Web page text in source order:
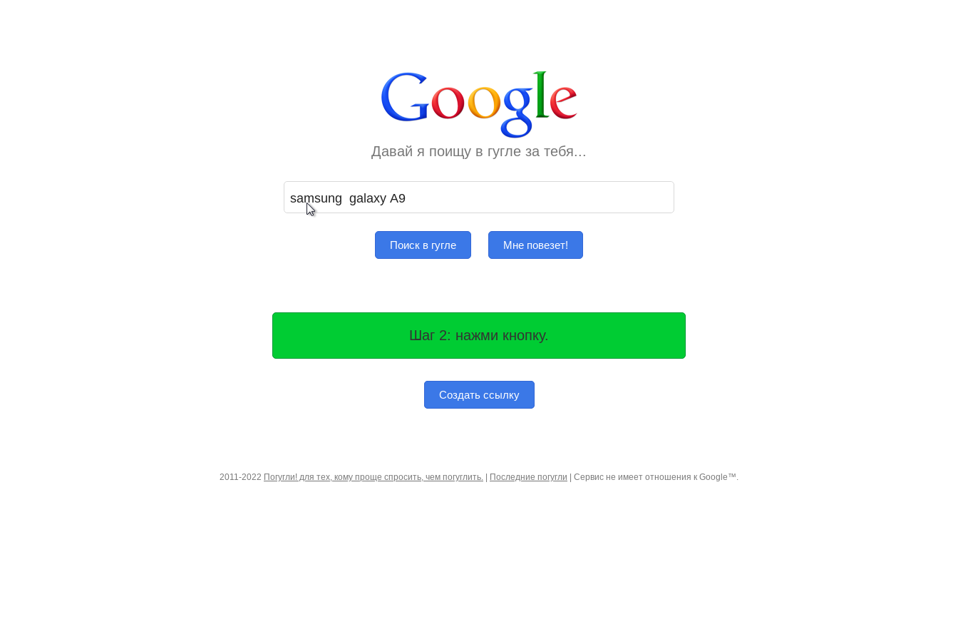
Давай я поищу в гугле за тебя...
Поиск в гугле Мне повезет!
Шаг 2: нажми кнопку.
Создать ссылку
2011-2022 Погугли! для тех, кому проще спросить, чем погуглить. Последние погугли | Сервис не имеет отношения к Google™.